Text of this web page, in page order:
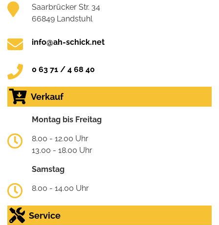
Saarbrücker Str. 34
66849 Landstuhl
info@ah-schick.net
0 63 71 / 4 68 40
Verkauf
Montag bis Freitag
8.00 - 12.00 Uhr
13.00 - 18.00 Uhr
Samstag
8.00 - 14.00 Uhr
Service